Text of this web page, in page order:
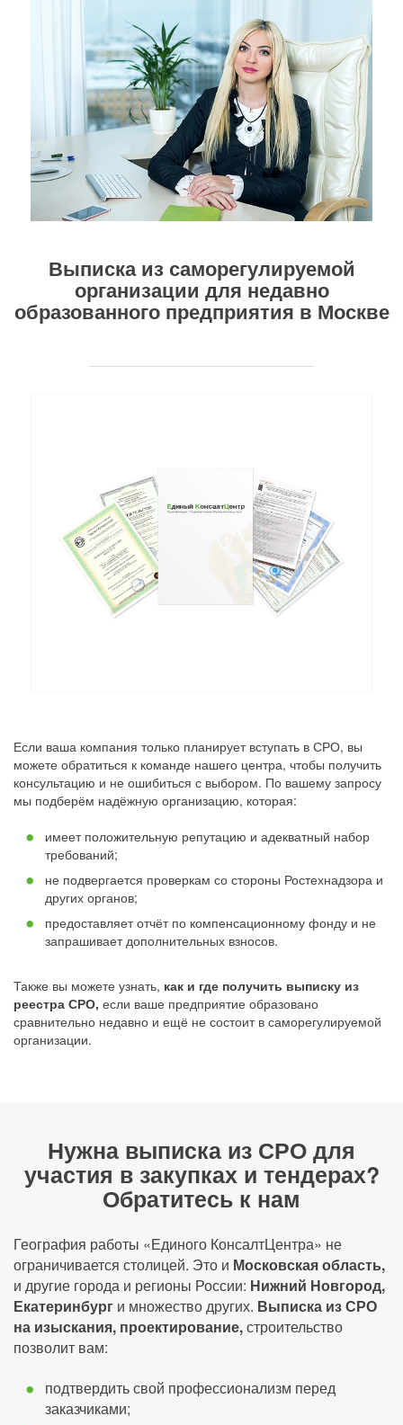
Выписка из саморегулируемой
организации для недавно
образованного предприятия в Москве
Если ваша компания только планирует вступать в СРО, вы
можете обратиться к команде нашего центра, чтобы получить
консультацию и не ошибиться с выбором. По вашему запросу
мы подберём надёжную организацию, которая:
имеет положительную репутацию и адекватный набор
требований;
не подвергается проверкам со стороны Ростехнадзора и
других органов;
предоставляет отчёт по компенсационному фонду и не
запрашивает дополнительных взносов.
Также вы можете узнать, как и где получить выписку из
реестра СРО, если ваше предприятие образовано
сравнительно недавно и ещё не состоит в саморегулируемой
организации.
Нужна выписка из СРО для
участия в закупкахи тендерах?
Обратитесь к нам
География работы «Единого КонсалтЦентра» не
ограничивается столицей. Это и Московская область,
и другие города и регионы России: Нижний Новгород,
Екатеринбург и множество других. Выписка из СРО
на изыскания, проектирование,строительство
позволит вам:
подтвердить свой профессионализм перед
заказчиками;